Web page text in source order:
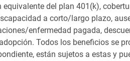
del plan 401(k),
a corto/largo plazo,
enfermedad pagada,
Todos los beneficios se
están sujetos a estas y